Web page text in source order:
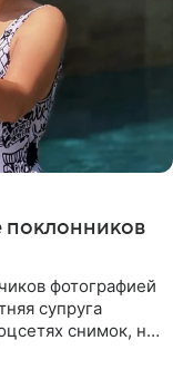
фотографией
супруга
снимок, на